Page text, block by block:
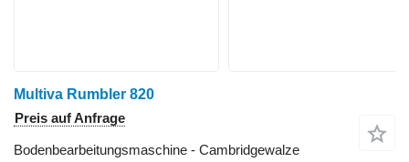
Multiva Rumbler 820
Preis auf Anfrage
Bodenbearbeitungsmaschine - Cambridgewalze